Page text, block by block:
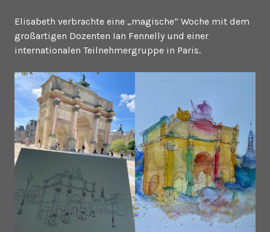
Elisabeth verbrachte eine „magische“ Woche mit dem
großartigen Dozenten Ian Fennelly und einer
internationalen Teilnehmergruppe in Paris.